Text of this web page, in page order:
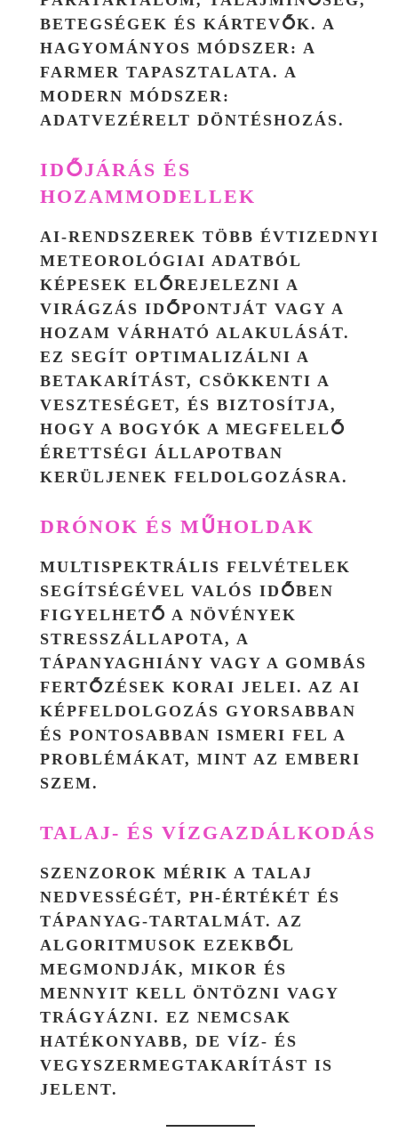
BETEGSÉGEK ÉS KÁRTEVŐK. A
HAGYOMÁNYOS MÓDSZER: A
FARMER TAPASZTALATA. A
MODERN MÓDSZER:
ADATVEZÉRELT DÖNTÉSHOZÁS.
IDŐJÁRÁS ÉS
HOZAMMODELLEK
AI-RENDSZEREK TÖBB ÉVTIZEDNYI
METEOROLÓGIAI ADATBÓL
KÉPESEK ELŐREJELEZNI A
VIRÁGZÁS IDŐPONTJÁT VAGY A
HOZAM VÁRHATÓ ALAKULÁSÁT.
EZ SEGÍT OPTIMALIZÁLNI A
BETAKARÍTÁST, CSÖKKENTI A
VESZTESÉGET, ÉS BIZTOSÍTJA,
HOGY A BOGYÓK A MEGFELELŐ
ÉRETTSÉGI ÁLLAPOTBAN
KERÜLJENEK FELDOLGOZÁSRA.
DRÓNOK ÉS MŰHOLDAK
MULTISPEKTRÁLIS FELVÉTELEK
SEGÍTSÉGÉVEL VALÓS IDŐBEN
FIGYELHETŐ A NÖVÉNYEK
STRESSZÁLLAPOTA, A
TÁPANYAGHIÁNY VAGY A GOMBÁS
FERTŐZÉSEK KORAI JELEI. AZ AI
KÉPFELDOLGOZÁS GYORSABBAN
ÉS PONTOSABBAN ISMERI FEL A
PROBLÉMÁKAT, MINT AZ EMBERI
SZEM.
TALAJ- ÉS VÍZGAZDÁLKODÁS
SZENZOROK MÉRIK A TALAJ
NEDVESSÉGÉT, PH-ÉRTÉKÉT ÉS
TÁPANYAG-TARTALMÁT. AZ
ALGORITMUSOK EZEKBŐL
MEGMONDJÁK, MIKOR ÉS
MENNYIT KELL ÖNTÖZNI VAGY
TRÁGYÁZNI. EZ NEMCSAK
HATÉKONYABB, DE VÍZ- ÉS
VEGYSZERMEGTAKARÍTÁST IS
JELENT.